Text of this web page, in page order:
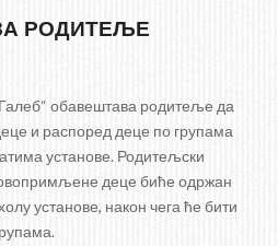
РОДИТЕЉЕ
обавештава родитеље да
и распоред деце по групама
установе. Родитељски
деце биће одржан
установе, након чега ће бити